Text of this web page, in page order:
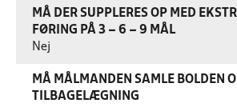
MÅ DER SUPPLERES OP MED
FØRING PÅ 3 – 6 – 9 MÅL
Nej
MÅ MÅLMANDEN SAMLE BOLDEN
TILBAGELÆGNING